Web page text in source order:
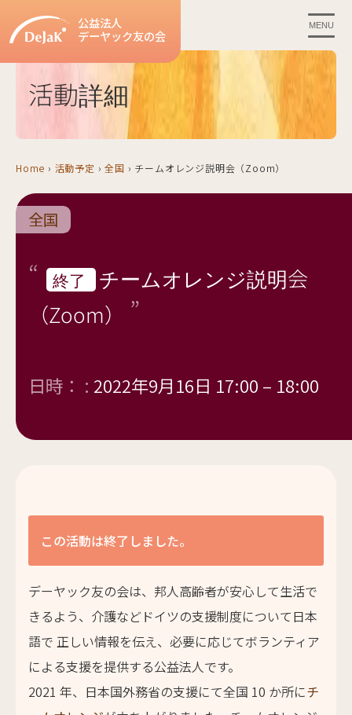
公益法人
デーヤック友の会
MENU
活動詳細
Home › 活動予定 › 全国 › チームオレンジ説明会（Zoom）
全国
終了
チームオレンジ説明会
（Zoom）
日時： : 2022年9月16日 17:00 – 18:00
この活動は終了しました。
デーヤック友の会は、邦人高齢者が安心して生活で
きるよう、介護などドイツの支援制度について日本
語で 正しい情報を伝え、必要に応じてボランティア
による支援を提供する公益法人です。
2021 年、日本国外務省の支援にて全国 10 か所にチ